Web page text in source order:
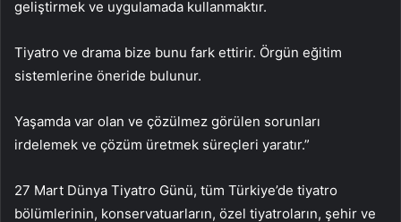
geliştirmek ve uygulamada kullanmaktır.
Tiyatro ve drama bize bunu fark ettirir. Örgün eğitim
sistemlerine öneride bulunur.
Yaşamda var olan ve çözülmez görülen sorunları
irdelemek ve çözüm üretmek süreçleri yaratır.”
27 Mart Dünya Tiyatro Günü, tüm Türkiye’de tiyatro
bölümlerinin, konservatuarların, özel tiyatroların, şehir ve